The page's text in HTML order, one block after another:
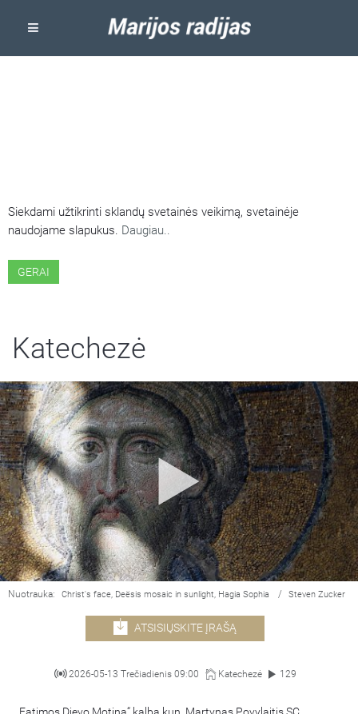
Siekdami užtikrinti sklandų svetainės veikimą, svetainėje
naudojame slapukus. Daugiau..
GERAI
Katechezė
Nuotrauka: Christ's face, Deësis mosaic in sunlight, Hagia Sophia / Steven Zucker
ATSISIŲSKITE ĮRAŠĄ
2026-05-13 Trečiadienis 09:00 Katechezė 129